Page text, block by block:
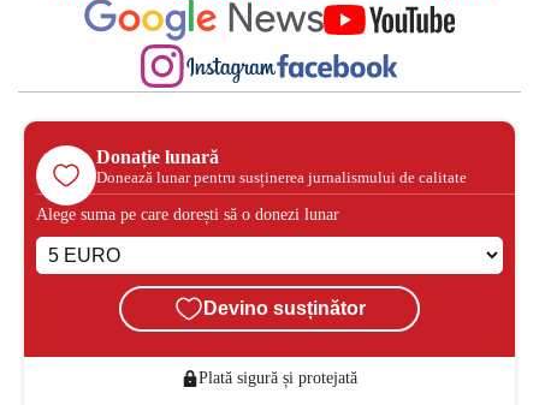
Donație lunară
Donează lunar pentru susținerea jurnalismului de calitate
Alege suma pe care dorești să o donezi lunar
Devino susținător
Plată sigură și protejată